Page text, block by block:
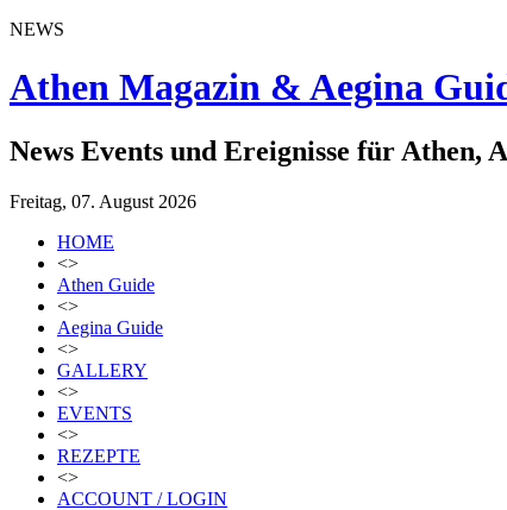
NEWS
Athen Magazin & Aegina
News Events und Ereignisse für Athen,
Freitag, 07. August 2026
HOME
<>
Athen Guide
<>
Aegina Guide
<>
GALLERY
<>
EVENTS
<>
REZEPTE
<>
ACCOUNT / LOGIN